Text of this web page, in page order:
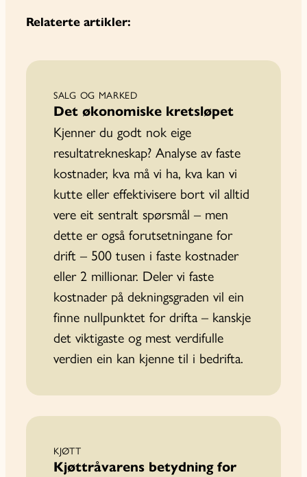
Relaterte artikler:
SALG OG MARKED
Det økonomiske kretsløpet
Kjenner du godt nok eige
resultatrekneskap? Analyse av faste
kostnader, kva må vi ha, kva kan vi
kutte eller effektivisere bort vil alltid
vere eit sentralt spørsmål – men
dette er også forutsetningane for
drift – 500 tusen i faste kostnader
eller 2 millionar. Deler vi faste
kostnader på dekningsgraden vil ein
finne nullpunktet for drifta – kanskje
det viktigaste og mest verdifulle
verdien ein kan kjenne til i bedrifta.
KJØTT
Kjøttråvarens betydning for